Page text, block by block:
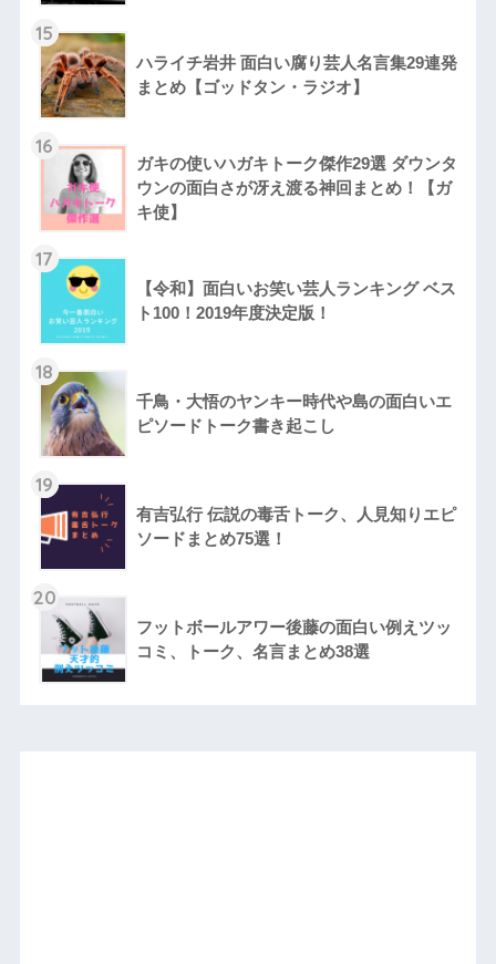
15
ハライチ岩井 面白い腐り芸人名言集29連発
まとめ【ゴッドタン・ラジオ】
16
ガキの使いハガキトーク傑作29選 ダウンタ
ウンの面白さが冴え渡る神回まとめ！【ガ
キ使】
17
【令和】面白いお笑い芸人ランキング ベス
ト100！2019年度決定版！
18
千鳥・大悟のヤンキー時代や島の面白いエ
ピソードトーク書き起こし
19
有吉弘行 伝説の毒舌トーク、人見知りエピ
ソードまとめ75選！
20
フットボールアワー後藤の面白い例えツッ
コミ、トーク、名言まとめ38選